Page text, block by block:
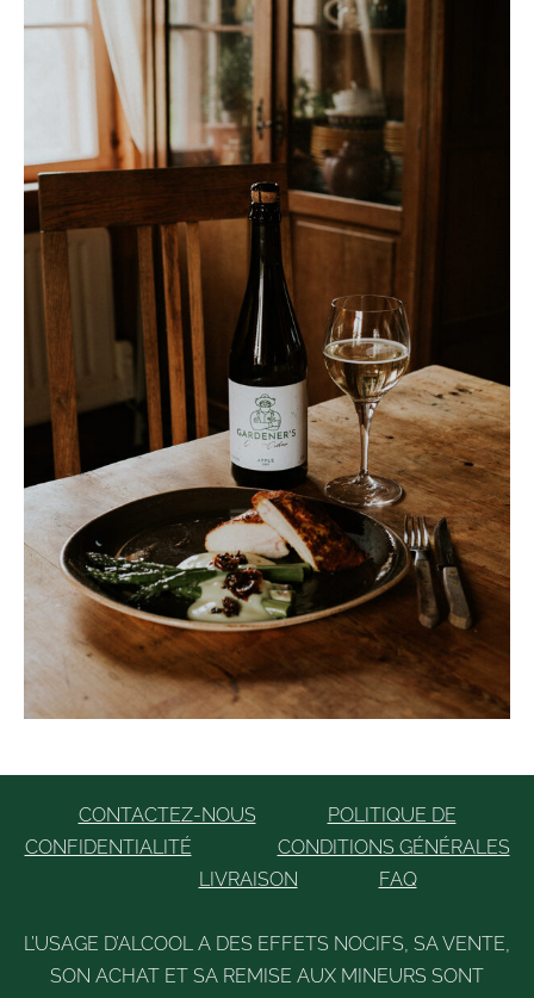
CONTACTEZ-NOUS
POLITIQUE DE
CONFIDENTIALITÉ
CONDITIONS GÉNÉRALES
LIVRAISON
FAQ
L’USAGE D’ALCOOL A DES EFFETS NOCIFS, SA VENTE,
SON ACHAT ET SA REMISE AUX MINEURS SONT